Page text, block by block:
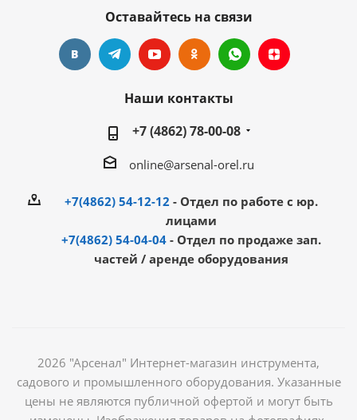
Оставайтесь на связи
Наши контакты
+7 (4862) 78-00-08
online@arsenal-orel.ru
+7(4862) 54-12-12 - Отдел по работе с юр.
лицами
+7(4862) 54-04-04 - Отдел по продаже зап.
частей / аренде оборудования
2026 "Арсенал" Интернет-магазин инструмента,
садового и промышленного оборудования. Указанные
цены не являются публичной офертой и могут быть